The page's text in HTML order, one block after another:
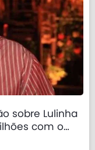
sobre Lulinha
com o